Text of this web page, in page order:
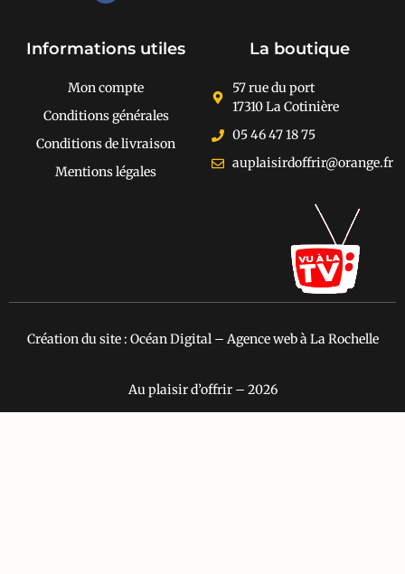
Informations utiles
Mon compte
Conditions générales
Conditions de livraison
Mentions légales
La boutique
57 rue du port
17310 La Cotinière
05 46 47 18 75
auplaisirdoffrir@orange.fr
Création du site : Océan Digital – Agence web à La Rochelle
Au plaisir d’offrir – 2026